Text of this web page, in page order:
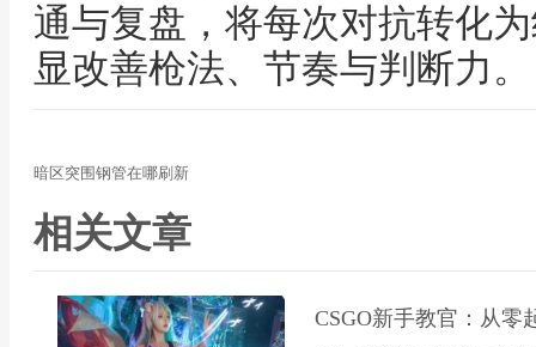
通与复盘，将每次对抗转化
显改善枪法、节奏与判断力。
暗区突围钢管在哪刷新
相关文章
CSGO新手教官：从零